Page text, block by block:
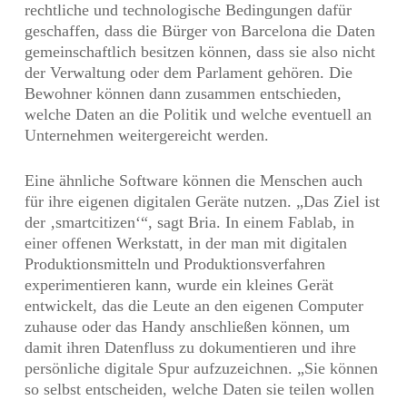
rechtliche und technologische Bedingungen dafür
geschaffen, dass die Bürger von Barcelona die Daten
gemeinschaftlich besitzen können, dass sie also nicht
der Verwaltung oder dem Parlament gehören. Die
Bewohner können dann zusammen entschieden,
welche Daten an die Politik und welche eventuell an
Unternehmen weitergereicht werden.
Eine ähnliche Software können die Menschen auch
für ihre eigenen digitalen Geräte nutzen. „Das Ziel ist
der ‚smartcitizen‘“, sagt Bria. In einem Fablab, in
einer offenen Werkstatt, in der man mit digitalen
Produktionsmitteln und Produktionsverfahren
experimentieren kann, wurde ein kleines Gerät
entwickelt, das die Leute an den eigenen Computer
zuhause oder das Handy anschließen können, um
damit ihren Datenfluss zu dokumentieren und ihre
persönliche digitale Spur aufzuzeichnen. „Sie können
so selbst entscheiden, welche Daten sie teilen wollen